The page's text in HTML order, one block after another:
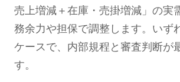
売上増減＋在庫・売掛増減」の実
務余力や担保で調整します。いず
ケースで、内部規程と審査判断が
す。